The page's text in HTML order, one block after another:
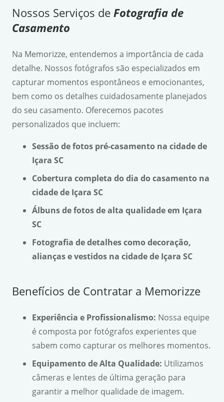
Nossos Serviços de Fotografia de
Casamento
Na Memorizze, entendemos a importância de cada
detalhe. Nossos fotógrafos são especializados em
capturar momentos espontâneos e emocionantes,
bem como os detalhes cuidadosamente planejados
do seu casamento. Oferecemos pacotes
personalizados que incluem:
Sessão de fotos pré-casamento na cidade de
Içara SC
Cobertura completa do dia do casamento na
cidade de Içara SC
Álbuns de fotos de alta qualidade em Içara
SC
Fotografia de detalhes como decoração,
alianças e vestidos na cidade de Içara SC
Benefícios de Contratar a Memorizze
Experiência e Profissionalismo: Nossa equipe
é composta por fotógrafos experientes que
sabem como capturar os melhores momentos.
Equipamento de Alta Qualidade: Utilizamos
câmeras e lentes de última geração para
garantir a melhor qualidade de imagem.